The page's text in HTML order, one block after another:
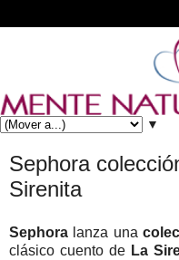
▼
Sephora
Sirenita
Sephora lanza una
clásico cuento de La